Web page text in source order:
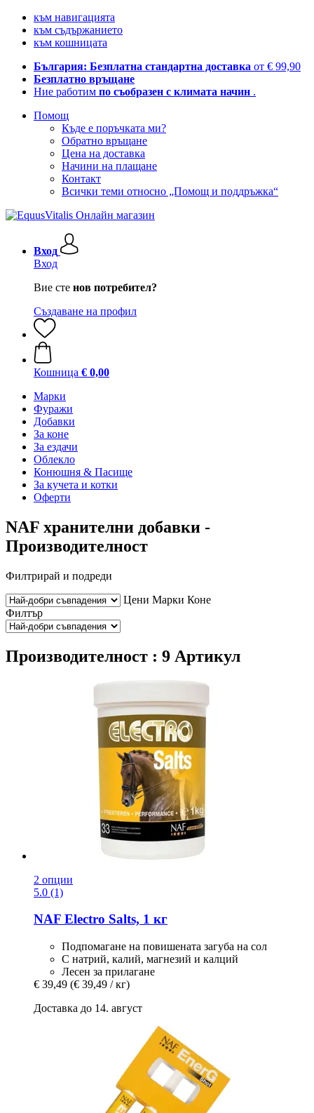
към навигацията
към съдържанието
към кошницата
България: Безплатна стандартна доставка от € 99,90
Безплатно връщане
Ние работим по съобразен с климата начин .
Помощ
Къде е поръчката ми?
Обратно връщане
Цена на доставка
Начини на плащане
Контакт
Всички теми относно „Помощ и поддръжка“
Вход
Вход
Вие сте нов потребител?
Създаване на профил
Кошница € 0,00
Марки
Фуражи
Добавки
За коне
За ездачи
Облекло
Конюшня & Пасище
За кучета и котки
Оферти
NAF хранителни добавки -
Производителност
Филтрирай и подреди
Цени Марки Коне
Филтър
Производителност : 9 Артикул
2 опции
5.0 (1)
NAF Electro Salts, 1 кг
Подпомагане на повишената загуба на сол
С натрий, калий, магнезий и калций
Лесен за прилагане
€ 39,49 (€ 39,49 / кг)
Доставка до 14. август